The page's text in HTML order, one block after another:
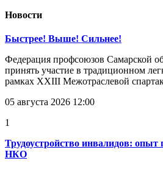
Новости
Быстрее! Выше! Сильнее!
Федерация профсоюзов Самарской
принять участие в традиционном
рамках XXIII Межотраслевой
05 августа 2026 12:00
1
Трудоустройство инвалидов: опыт
НКО